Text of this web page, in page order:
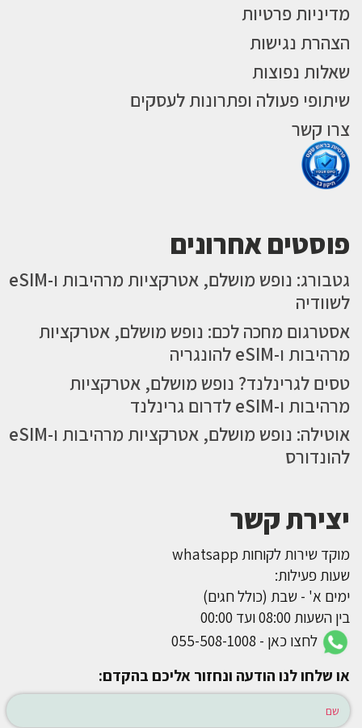
מדיניות פרטיות
הצהרת נגישות
שאלות נפוצות
שיתופי פעולה ופתרונות לעסקים
צרו קשר
פוסטים אחרונים
גטבורג: נופש מושלם, אטרקציות מרהיבות ו-eSIM
לשוודיה
אסטרגום מחכה לכם: נופש מושלם, אטרקציות
מרהיבות ו-eSIM להונגריה
טסים לגרינלנד? נופש מושלם, אטרקציות
מרהיבות ו-eSIM לדרום גרינלנד
אוטילה: נופש מושלם, אטרקציות מרהיבות ו-eSIM
להונדורס
יצירת קשר
מוקד שירות לקוחות whatsapp
שעות פעילות:
ימים א' - שבת (כולל חגים)
בין השעות 08:00 ועד 00:00
לחצו כאן - 055-508-1008
או שלחו לנו הודעה ונחזור אליכם בהקדם: